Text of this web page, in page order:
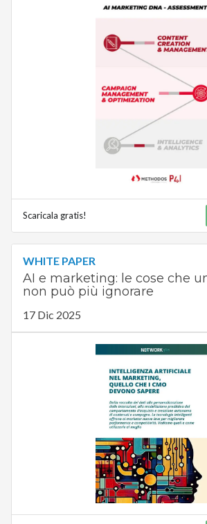
Scaricala gratis!
WHITE PAPER
AI e marketing: le cose che
non può più ignorare
17 Dic 2025